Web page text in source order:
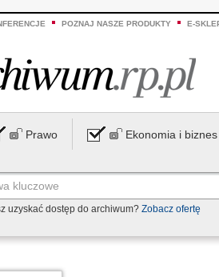
POZNAJ NASZE PRODUKTY E-
Prawo Ekonomia i biznes
uzyskać dostęp do archiwum? Zobacz ofertę